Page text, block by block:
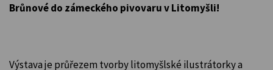
Brůnové do zámeckého pivovaru v Litomyšli!
Výstava je průřezem tvorby litomyšlské ilustrátorky a